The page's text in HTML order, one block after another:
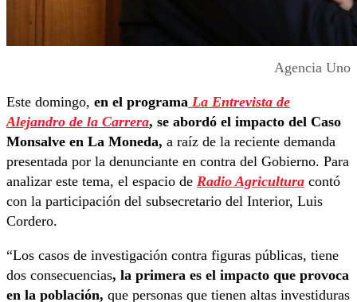
Agencia Uno
Este domingo, en el programa La Entrevista de
Alejandro de la Carrera, se abordó el impacto del Caso
Monsalve en La Moneda, a raíz de la reciente demanda
presentada por la denunciante en contra del Gobierno. Para
analizar este tema, el espacio de Radio Agricultura contó
con la participación del subsecretario del Interior, Luis
Cordero.
“Los casos de investigación contra figuras públicas, tiene
dos consecuencias, la primera es el impacto que provoca
en la población, que personas que tienen altas investiduras